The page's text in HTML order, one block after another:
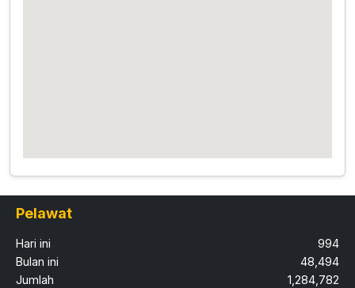
Pelawat
Hari ini
994
Bulan ini
48,494
Jumlah
1,284,782